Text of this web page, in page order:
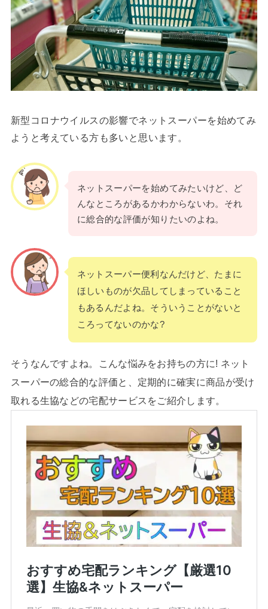
新型コロナウイルスの影響でネットスーパーを始めてみ
ようと考えている方も多いと思います。
ネットスーパーを始めてみたいけど、ど
んなところがあるかわからないわ。それ
に総合的な評価が知りたいのよね。
ネットスーパー便利なんだけど、たまに
ほしいものが欠品してしまっていること
もあるんだよね。そういうことがないと
ころってないのかな?
そうなんですよね。こんな悩みをお持ちの方に! ネット
スーパーの総合的な評価と、定期的に確実に商品が受け
取れる生協などの宅配サービスをご紹介します。